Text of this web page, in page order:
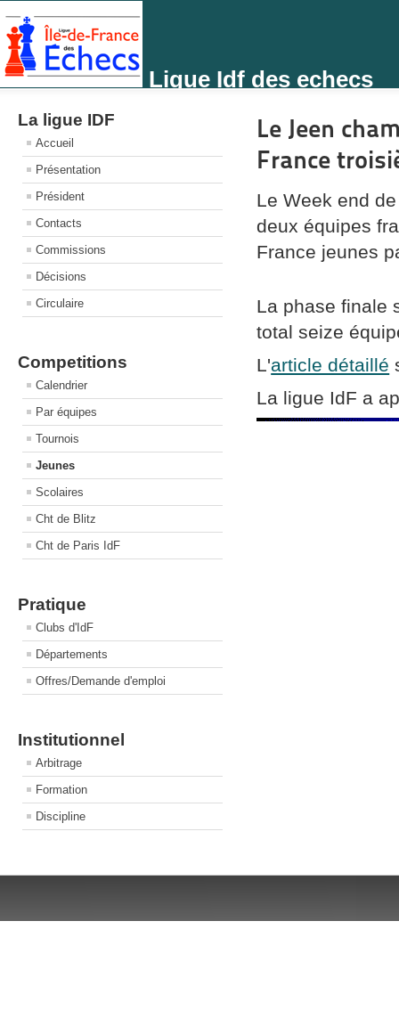
Ligue Idf des echecs
La ligue IDF
Accueil
Présentation
Président
Contacts
Commissions
Décisions
Circulaire
Competitions
Calendrier
Par équipes
Tournois
Jeunes
Scolaires
Cht de Blitz
Cht de Paris IdF
Pratique
Clubs d'IdF
Départements
Offres/Demande d'emploi
Institutionnel
Arbitrage
Formation
Discipline
Le Jeen
France
Le Week end
deux équipes
France jeunes
La phase finale
total seize
L'article détaillé
La ligue IdF a